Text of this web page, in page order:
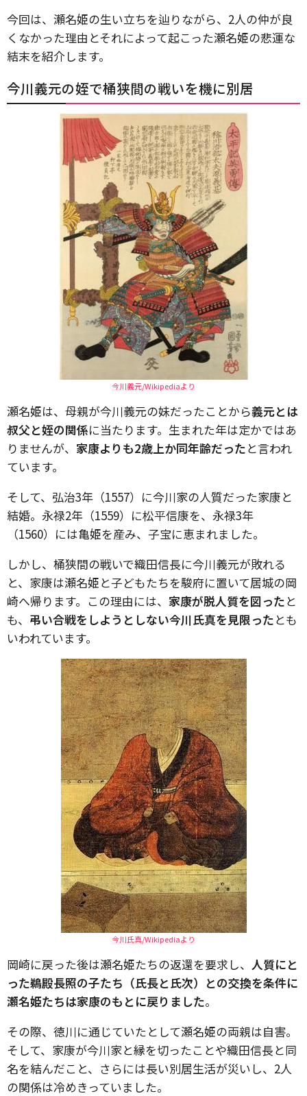
今回は、瀬名姫の生い立ちを辿りながら、2人の仲が良
くなかった理由とそれによって起こった瀬名姫の悲運な
結末を紹介します。
今川義元の姪で桶狭間の戦いを機に別居
今川義元/Wikipediaより
瀬名姫は、母親が今川義元の妹だったことから義元とは
叔父と姪の関係に当たります。生まれた年は定かではあ
りませんが、 家康よりも2歳上か同年齢だったと言われ
ています。
そして、弘治3年（1557）に今川家の人質だった家康と
結婚。永禄2年（1559）に松平信康を、永禄3年
（1560）には亀姫を産み、子宝に恵まれました。
しかし、桶狭間の戦いで織田信長に今川義元が敗れる
と、家康は瀬名姫と子どもたちを駿府に置いて居城の岡
崎へ帰ります。この理由には、 家康が脱人質を図ったと
も、 弔い合戦をしようとしない今川氏真を見限ったとも
いわれています。
今川氏真/Wikipediaより
岡崎に戻った後は瀬名姫たちの返還を要求し、 人質にと
った鵜殿長照の子たち（氏長と氏次）との交換を条件に
瀬名姫たちは家康のもとに戻りました。
その際、徳川に通じていたとして瀬名姫の両親は自害。
そして、家康が今川家と縁を切ったことや織田信長と同
名を結んだこと、さらには長い別居生活が災いし、2人
の関係は冷めきっていました。